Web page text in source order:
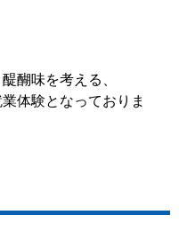
醐味を考える、
体験となっておりま